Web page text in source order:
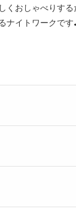
くおしゃべりす
ナイトワークで